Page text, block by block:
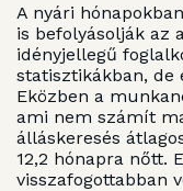
A nyári
is befolyásolják az
idényjellegű
statisztikákban, de
Eközben a
ami nem számít
álláskeresés
12,2 hónapra nőtt.
visszafogottabban